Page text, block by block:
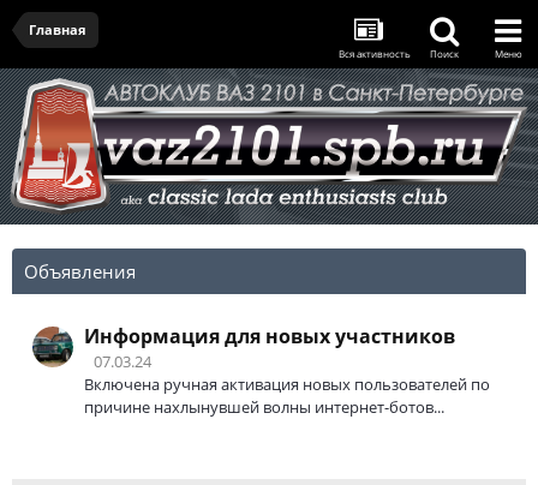
Главная
Вся активность Поиск Меню
Объявления
Информация для новых участников
07.03.24
Включена ручная активация новых пользователей по
причине нахлынувшей волны интернет-ботов...